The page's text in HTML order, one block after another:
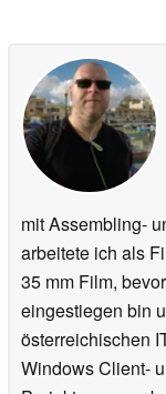
mit Assembling-
arbeitete ich als
35 mm Film,
eingestiegen bin
österreichischen
Windows Client-